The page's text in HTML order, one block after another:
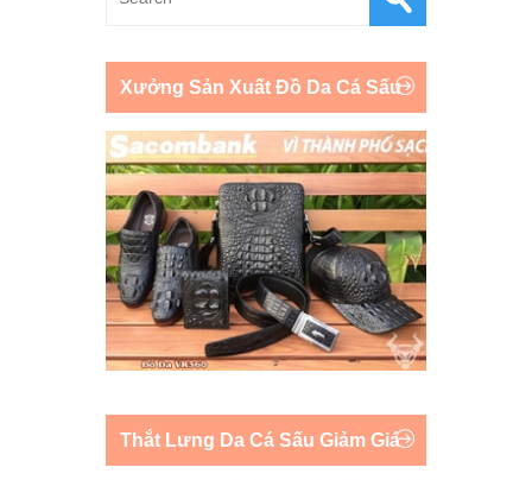
Xưởng Sản Xuất Đồ Da Cá Sấu
Thắt Lưng Da Cá Sấu Giảm Giá